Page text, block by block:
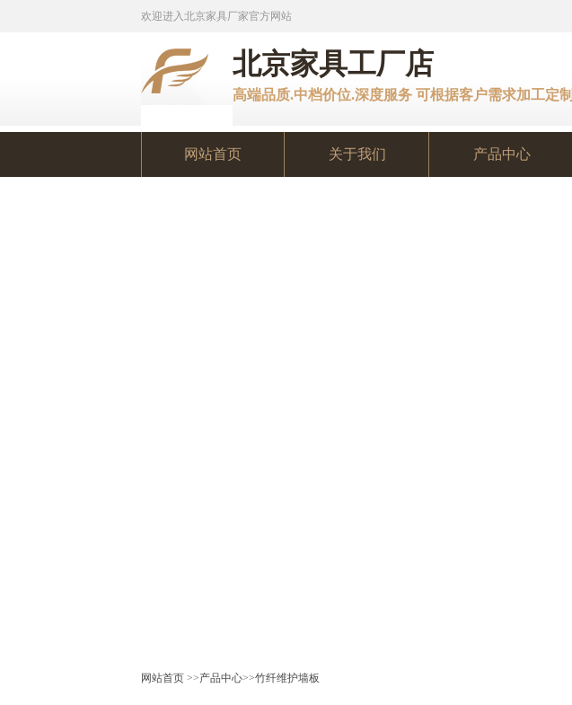
欢迎进入北京家具厂家官方网站
北京家具工厂店
高端品质.中档价位.深度服务 可根据客户需求加工定制
网站首页 关于我们 产品中心
网站首页 >>产品中心>>竹纤维护墙板